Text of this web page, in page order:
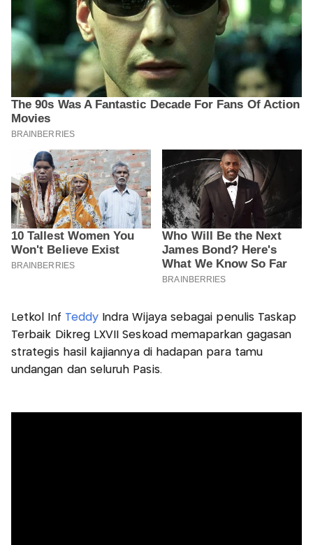
Letkol Inf Teddy Indra Wijaya sebagai penulis Taskap
Terbaik Dikreg LXVII Seskoad memaparkan gagasan
strategis hasil kajiannya di hadapan para tamu
undangan dan seluruh Pasis.